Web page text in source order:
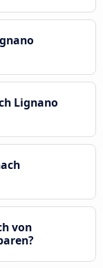
Lignano
von